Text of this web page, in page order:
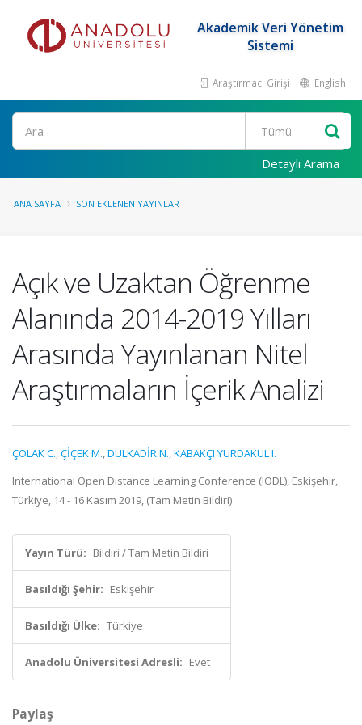
Akademik Veri Yönetim
Sistemi
Araştırmacı Girişi English
Ara
Detaylı Arama
ANA SAYFA SON EKLENEN YAYINLAR
Açık ve Uzaktan Öğrenme
Alanında 2014-2019 Yılları
Arasında Yayınlanan Nitel
Araştırmaların İçerik Analizi
ÇOLAK C.,ÇİÇEK M.,DULKADİR N.,KABAKÇI YURDAKUL I.
International Open Distance Learning Conference (IODL), Eskişehir,
Türkiye, 14 - 16 Kasım 2019, (Tam Metin Bildiri)
Yayın Türü: Bildiri / Tam Metin Bildiri
Basıldığı Şehir: Eskişehir
Basıldığı Ülke: Türkiye
Anadolu Üniversitesi Adresli: Evet
Paylaş